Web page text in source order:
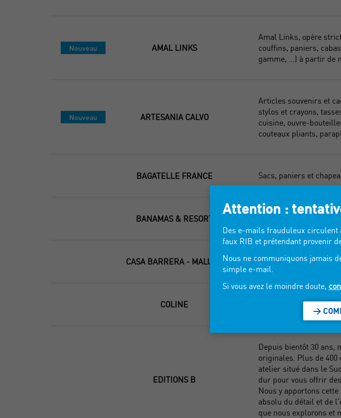
AMAL LINKS
Nouveau
Amal Links, opère
couffins, paniers,
gamme, ...) à partir de
ARTESANIA CALVO
Nouveau
Articles souvenirs et
stylos et crayons,
cuisine, ouvre-
couteaux pliants,
BAGATELLE FRANCE Sacs, paniers et
BANAMAS & RESORT
CASA BARRERA - MALUCA Chapeaux, sacs,
COLINE Collection prêt-à-
EDITIONS B
Depuis bientôt 30 ans,
originales. Plus de
atelier situé dans le
dur pour vous offrir
Nous y apportons
absolu du détail et de
que nous explorons et
Attention :
Des e-mails frauduleux circulent
faux RIB et prétendant provenir
Nous ne communiquons jamais
simple e-mail.
Si vous avez le moindre doute,
>